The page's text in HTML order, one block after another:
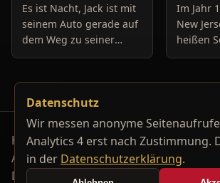
Es ist Nacht, Jack ist mit
seinem Auto gerade auf
dem Weg zu seiner
Freundin, um diese
Auto springt auf 11:14h,
genau in dem Moment
fäll
Im Jahr
New
heißen
unter der
Horrorfilm-Reviews, Serienkiller-
Archiv.
Datenschutzerklärung
Kontakt
Datenschutz
Wir messen anonyme
Analytics 4 erst nach Zustimmung.
in der Datenschutzerklärung.